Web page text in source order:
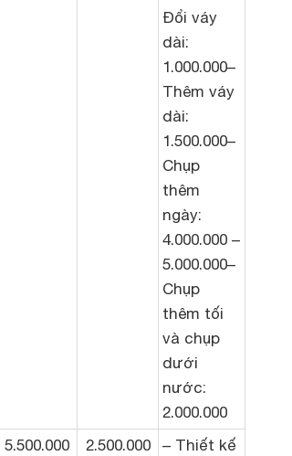
Đổi váy
dài:
1.000.000–
Thêm váy
dài:
1.500.000–
Chụp
thêm
ngày:
4.000.000 –
5.000.000–
Chụp
thêm tối
và chụp
dưới
nước:
2.000.000
5.500.000
2.500.000
– Thiết kế